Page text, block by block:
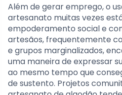
Além de gerar emprego, o
artesanato muitas vezes
empoderamento social e
artesãos, frequentemente
e grupos marginalizados,
uma maneira de expressar
ao mesmo tempo que
de sustento. Projetos